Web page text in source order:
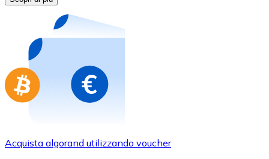
Acquista gift card dei tuoi marchi preferiti con
Vai al negozio di carte regalo
Acquista algorand utilizzando voucher